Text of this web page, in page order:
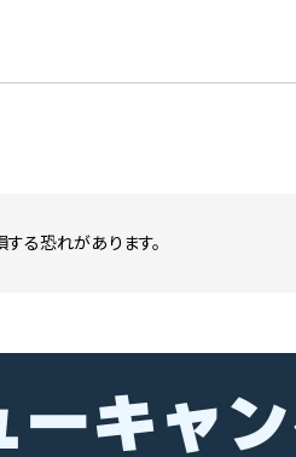
る恐れがあります。